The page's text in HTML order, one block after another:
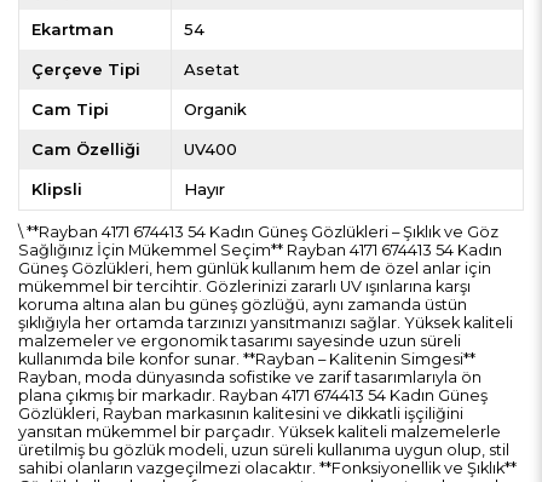
Ekartman 54
Çerçeve Tipi Asetat
Cam Tipi Organik
Cam Özelliği UV400
Klipsli Hayır
\ **Rayban 4171 674413 54 Kadın Güneş Gözlükleri – Şıklık ve Göz
Sağlığınız İçin Mükemmel Seçim** Rayban 4171 674413 54 Kadın
Güneş Gözlükleri, hem günlük kullanım hem de özel anlar için
mükemmel bir tercihtir. Gözlerinizi zararlı UV ışınlarına karşı
koruma altına alan bu güneş gözlüğü, aynı zamanda üstün
şıklığıyla her ortamda tarzınızı yansıtmanızı sağlar. Yüksek kaliteli
malzemeler ve ergonomik tasarımı sayesinde uzun süreli
kullanımda bile konfor sunar. **Rayban – Kalitenin Simgesi**
Rayban, moda dünyasında sofistike ve zarif tasarımlarıyla ön
plana çıkmış bir markadır. Rayban 4171 674413 54 Kadın Güneş
Gözlükleri, Rayban markasının kalitesini ve dikkatli işçiliğini
yansıtan mükemmel bir parçadır. Yüksek kaliteli malzemelerle
üretilmiş bu gözlük modeli, uzun süreli kullanıma uygun olup, stil
sahibi olanların vazgeçilmezi olacaktır. **Fonksiyonellik ve Şıklık**